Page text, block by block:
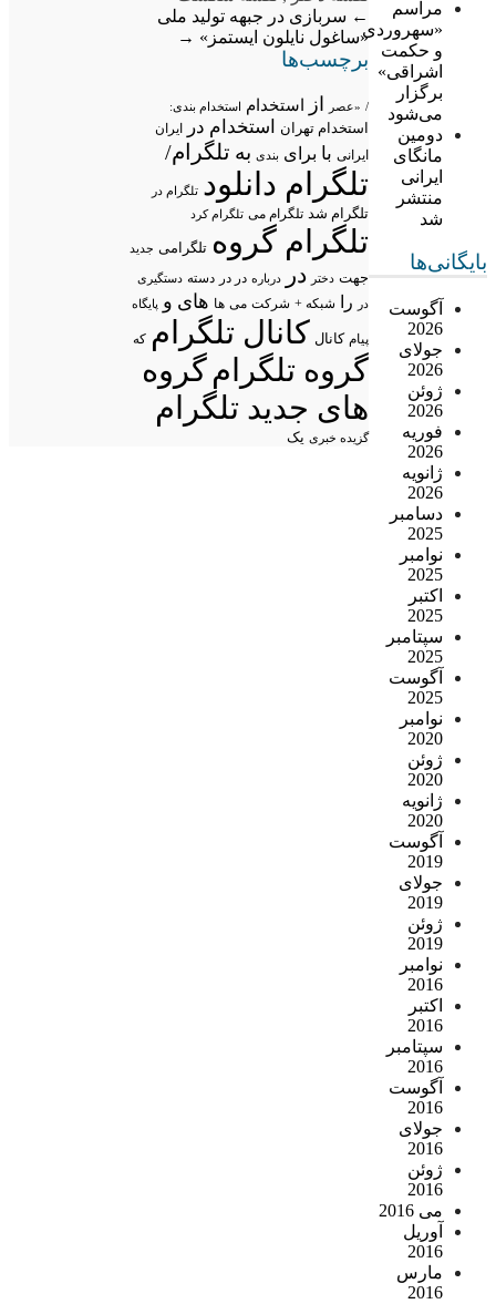
مراسم
«سهروردی
و حکمت
اشراقی»
برگزار
می‌شود
دومین
مانگای
ایرانی
منتشر
شد
بایگانی‌ها
آگوست
2026
جولای
2026
ژوئن
2026
فوریه
2026
ژانویه
2026
دسامبر
2025
نوامبر
2025
اکتبر
2025
سپتامبر
2025
آگوست
2025
نوامبر
2020
ژوئن
2020
ژانویه
2020
آگوست
2019
جولای
2019
ژوئن
2019
نوامبر
2016
اکتبر
2016
سپتامبر
2016
آگوست
2016
جولای
2016
ژوئن
2016
می 2016
آوریل
2016
مارس
2016
← سربازی در جبهه تولید ملی
«ساغول نایلون ایستمز» →
برچسب‌ها
/ «عصر از استخدام استخدام بندی:
استخدام تهران استخدام در ایران
ایرانی با برای بندی به تلگرام/
تلگرام دانلود تلگرام در
تلگرام شد تلگرام می تلگرام کرد
تلگرام گروه تلگرامی جدید
جهت دختر در درباره در در دسته دستگیری
در
را شبکه + شرکت می ها های و پایگاه
پیام کانال کانال تلگرام که
گروه تلگرامگروه
های جدید تلگرام
گزیده خبری یک